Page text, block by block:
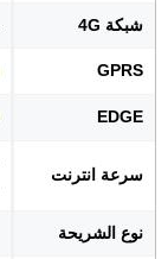
شبكة 4G
GPRS
EDGE
سرعة انترنت
نوع الشريحة